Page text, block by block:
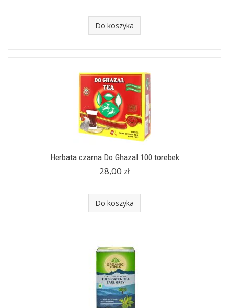
Do koszyka
Herbata czarna Do Ghazal 100 torebek
28,00 zł
Do koszyka